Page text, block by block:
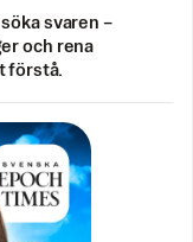
svaren –
och rena
förstå.